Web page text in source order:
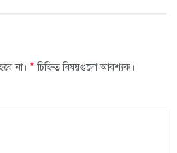
না। * চিহ্নিত বিষয়গুলো আবশ্যক।